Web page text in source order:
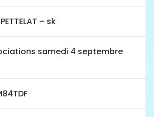
– sk
samedi 4 septembre